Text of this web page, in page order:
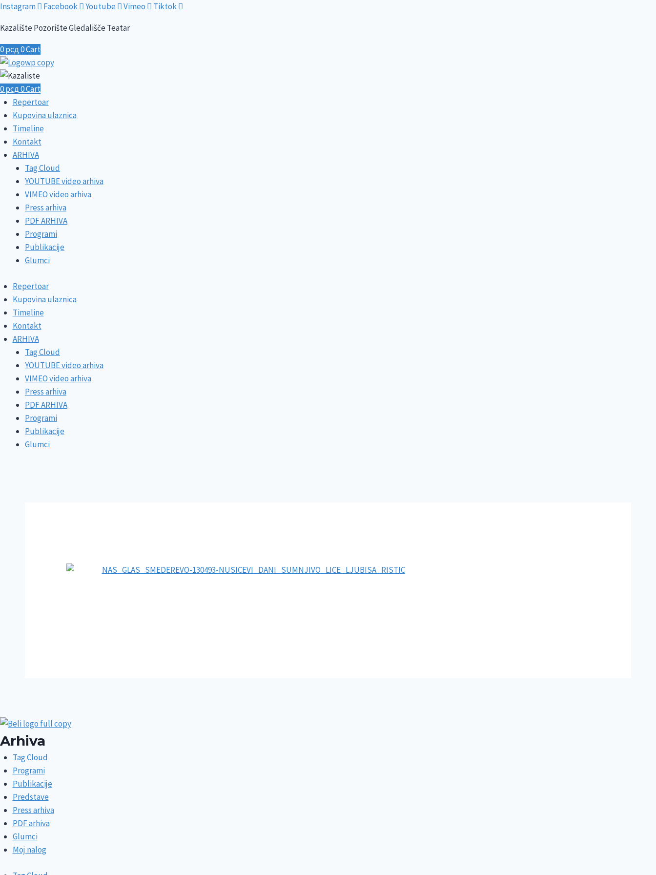
Skip
content
Instagram Facebook Youtube Vimeo
Tiktok
Kazalište Pozorište Gledališče Teatar
0рсд0Cart
0рсд0Cart
Repertoar
Kupovina ulaznica
Timeline
Kontakt
ARHIVA
Tag Cloud
YOUTUBE video arhiva
VIMEO video arhiva
Press arhiva
PDF ARHIVA
Programi
Publikacije
Glumci
Repertoar
Kupovina ulaznica
Timeline
Kontakt
ARHIVA
Tag Cloud
YOUTUBE video arhiva
VIMEO video arhiva
Press arhiva
PDF ARHIVA
Programi
Publikacije
Glumci
Arhiva
Tag Cloud
Programi
Publikacije
Predstave
Press arhiva
PDF arhiva
Glumci
Moj nalog